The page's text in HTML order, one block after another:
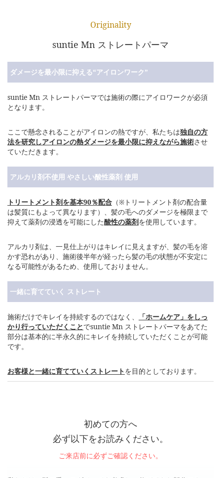
Originality
suntie Mn ストレートパーマ
ダメージを最小限に抑える“アイロンワーク”
suntie Mn ストレートパーマでは施術の際にアイロワークが必須
となります。
ここで懸念されることがアイロンの熱ですが、私たちは独自の方
法を研究しアイロンの熱ダメージを最小限に抑えながら施術させ
ていただきます。
アルカリ剤不使用 やさしい酸性薬剤 使用
トリートメント剤を基本90％配合 （※トリートメント剤の配合量
は髪質にもよって異なります）、髪の毛へのダメージを極限まで
抑えて薬剤の浸透を可能にした酸性の薬剤を使用しています。
アルカリ剤は、一見仕上がりはキレイに見えますが、髪の毛を溶
かす恐れがあり、施術後半年が経ったら髪の毛の状態が不安定に
なる可能性があるため、使用しておりません。
一緒に育てていく ストレート
施術だけでキレイを持続するのではなく、
「ホームケア」をしっ
かり行っていただくことでsuntie Mn ストレートパーマをあてた
部分は基本的に半永久的にキレイを持続していただくことが可能
です。
お客様と一緒に育てていくストレートを目的としております。
初めての方へ
必ず以下をお読みください。
ご来店前に必ずご確認ください。